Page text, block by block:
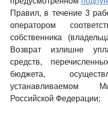
Правил, в течение 3
оператором
собственника
Возврат излишне
средств,
бюджета,
устанавливаемом
Российской Федерации;